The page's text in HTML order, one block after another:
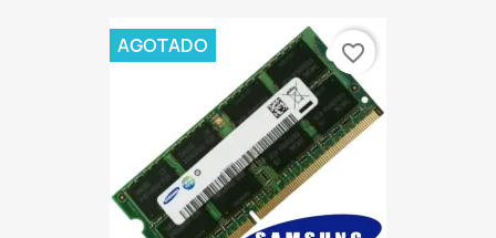
AGOTADO favorite_border